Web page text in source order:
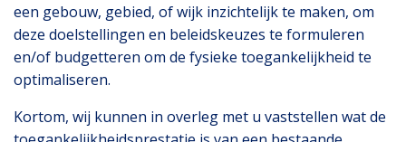
een gebouw, gebied, of wijk inzichtelijk te maken, om
deze doelstellingen en beleidskeuzes te formuleren
en/of budgetteren om de fysieke toegankelijkheid te
optimaliseren.
Kortom, wij kunnen in overleg met u vaststellen wat de